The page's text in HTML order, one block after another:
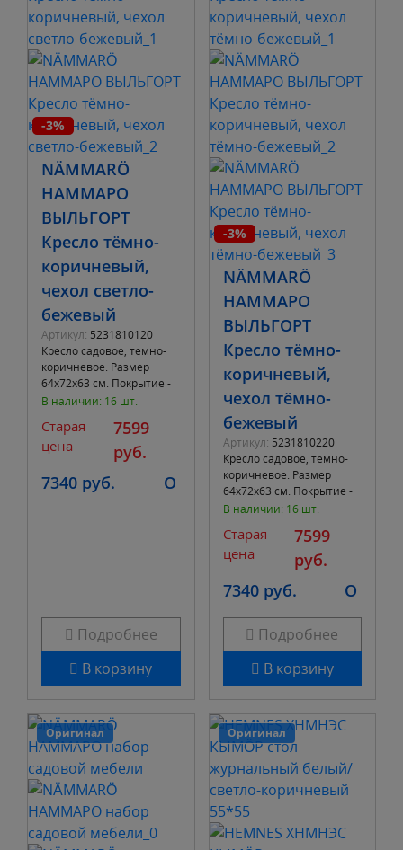
-3%
NÄMMARÖ
НАММАРО
ВЫЛЬГОРТ
Кресло тёмно-
коричневый,
чехол светло-
бежевый
Артикул: 5231810120
Кресло садовое, темно-
коричневое. Размер
64х72х63 см. Покрытие -
Темно-коричневая
Чехол - Светло
В наличии: 16 шт.
Старая
цена
7599
руб.
7340 руб.
O
Подробнее
В корзину
-3%
NÄMMARÖ
НАММАРО
ВЫЛЬГОРТ
Кресло тёмно-
коричневый,
чехол тёмно-
бежевый
Артикул: 5231810220
Кресло садовое, темно-
коричневое. Размер
64х72х63 см. Покрытие -
Темно-коричневая
Чехол - Темно-
В наличии: 16 шт.
Старая
цена
7599
руб.
7340 руб.
O
Подробнее
В корзину
Оригинал Оригинал